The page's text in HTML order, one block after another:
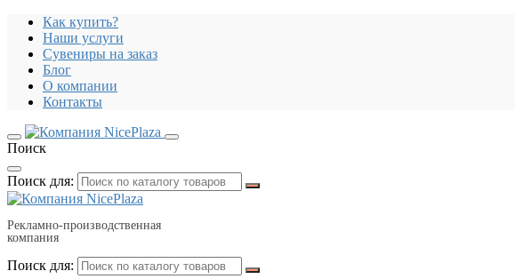
Как купить?
Наши услуги
Сувениры на заказ
Блог
О компании
Контакты
Поиск
Поиск для:
Рекламно-производственная
компания
Поиск для: